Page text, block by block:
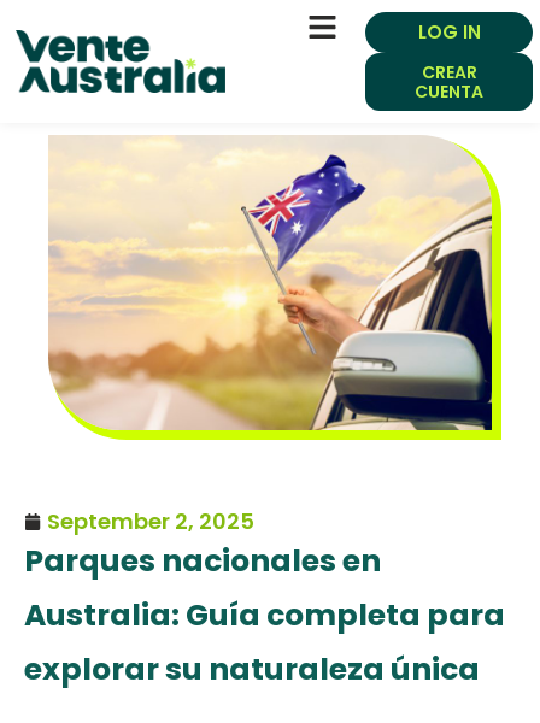
LOG IN
CREAR
CUENTA
September 2, 2025
Parques nacionales en
Australia: Guía completa para
explorar su naturaleza única